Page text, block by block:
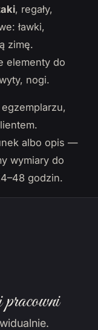
, regały,
ławki,
zimę.
elementy do
nogi.
albo opis —
wymiary do
godzin.